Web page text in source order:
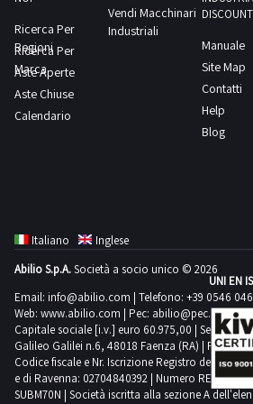
RITIRO:-
tempistica
ritiro
giorno
concordato:
1
giorno
il
documento
l'elenco
completo
beni
inclusi
in
questo
lotto.Beni
documento
completo
dei
beni
inclusi
in
questo
lotto.Beni
Ricerca Per
Regioni
Ricerca Per
Marca
Aste Aperte
Aste Chiuse
Calendario
Vendi Macchinari
Industriali
DISCOUNT
Manuale
Site Map
Contatti
Help
Blog
Italiano
Inglese
Abilio S.p.A.Società a socio unico © 2026
Email: info@abilio.com | Telefono: +39 0546
Web: www.abilio.com | Pec:
Capitale sociale [i.v.] euro 60.975,00 | Sede legale
Galileo Galilei n.6, 48018 Faenza (RA) | P.IVA:
Codice fiscale e Nr. Iscrizione Registro delle
e di Ravenna: 02704840392 | Numero REA RA
SUBM70N | Società iscritta alla sezione A
UNI EN